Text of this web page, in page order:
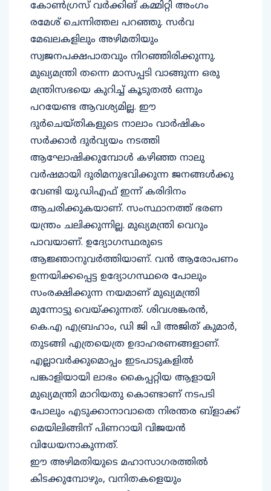
രമേശ് ചെന്നിത്തല പറഞ്ഞു. സര്‍വ
മേഖലകളിലും അഴിമതിയും
സ്വജനപക്ഷപാതവും നിറഞ്ഞിരിക്കുന്നു.
മുഖ്യമന്ത്രി തന്നെ മാസപ്പടി വാങ്ങുന്ന ഒരു
മന്ത്രിസഭയെ കുറിച്ച് കൂടുതല്‍ ഒന്നും
പറയേണ്ട ആവശ്യമില്ല. ഈ
ദുര്‍ചെയ്തികളുടെ നാലാം വാര്‍ഷികം
സര്‍ക്കാര്‍ ദുര്‍വ്യയം നടത്തി
ആഘോഷിക്കുമ്പോള്‍ കഴിഞ്ഞ നാലു
വര്‍ഷമായി ദുരിമനുഭവിക്കുന്ന ജനങ്ങള്‍ക്കു
വേണ്ടി യു.ഡിഎഫ് ഇന്ന് കരിദിനം
ആചരിക്കുകയാണ്. സംസ്ഥാനത്ത് ഭരണ
യന്ത്രം ചലിക്കുന്നില്ല. മുഖ്യമന്ത്രി വെറും
പാവയാണ്. ഉദ്യോഗസ്ഥരുടെ
ആജ്ഞാനുവര്‍ത്തിയാണ്. വന്‍ ആരോപണം
ഉന്നയിക്കപ്പെട്ട ഉദ്യോഗസ്ഥരെ പോലും
സംരക്ഷിക്കുന്ന നയമാണ് മുഖ്യമന്ത്രി
മുന്നോട്ടു വെയ്ക്കുന്നത്. ശിവശങ്കരന്‍,
കെ.എ എബ്രഹാം, ഡി ജി പി അജിത് കുമാര്‍,
തുടങ്ങി എത്രയെത്ര ഉദാഹരണങ്ങളാണ്.
എല്ലാവര്‍ക്കുമൊപ്പം ഇടപാടുകളില്‍
പങ്കാളിയായി ലാഭം കൈപ്പറ്റിയ ആളായി
മുഖ്യമന്ത്രി മാറിയതു കൊണ്ടാണ് നടപടി
പോലും എടുക്കാനാവാതെ നിരന്തര ബ്ളാക്ക്
മെയിലിങ്ങിന് പിണറായി വിജയന്‍
വിധേയനാകുന്നത്.
ഈ അഴിമതിയുടെ മഹാസാഗരത്തില്‍
കിടക്കുമ്പോഴും, വനിതകളെയും
യുവാക്കളെയും മാനിക്കാന്‍ പോലും ഈ